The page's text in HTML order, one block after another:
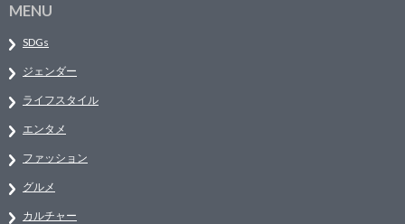
MENU
SDGs
ジェンダー
ライフスタイル
エンタメ
ファッション
グルメ
カルチャー